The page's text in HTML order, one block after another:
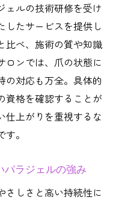
選びたいパラジェ
京で叶う健康的な
利用者のケア方法
の理由を探る
ェルの技術研修を受け
したサービスを提供し
比べ、施術の質や知識
ロンでは、爪の状態に
の対応も万全。具体的
資格を確認することが
仕上がりを重視するな
。
パラジェルの強み
さしさと高い持続性に